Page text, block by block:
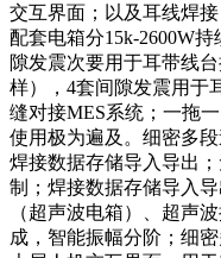
交互界面；以及耳线焊
配套电箱分15k-2600W
隙发震次要用于耳带线
样），4套间隙发震用于
缝对接MES系统；一拖
使用极为遍及。细密多
焊接数据存储导入导出
制；焊接数据存储导入
（超声波电箱）、超声
成，智能振幅分阶；细